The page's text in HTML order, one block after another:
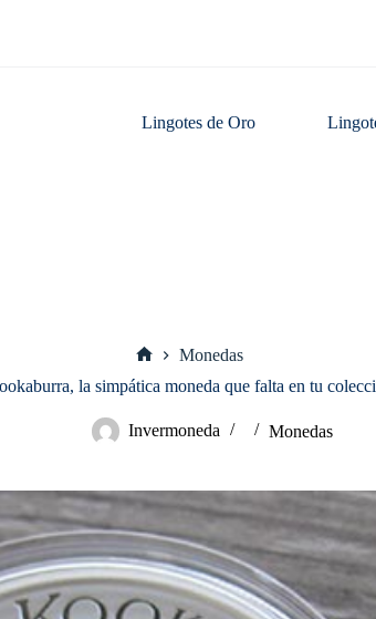
Lingotes de Oro
Monedas
la simpática moneda que falta en tu
Invermoneda Monedas